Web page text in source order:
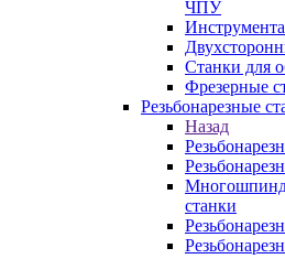
ЧПУ
Станки для
Фрезерные
Резьбонарезные
Назад
станки